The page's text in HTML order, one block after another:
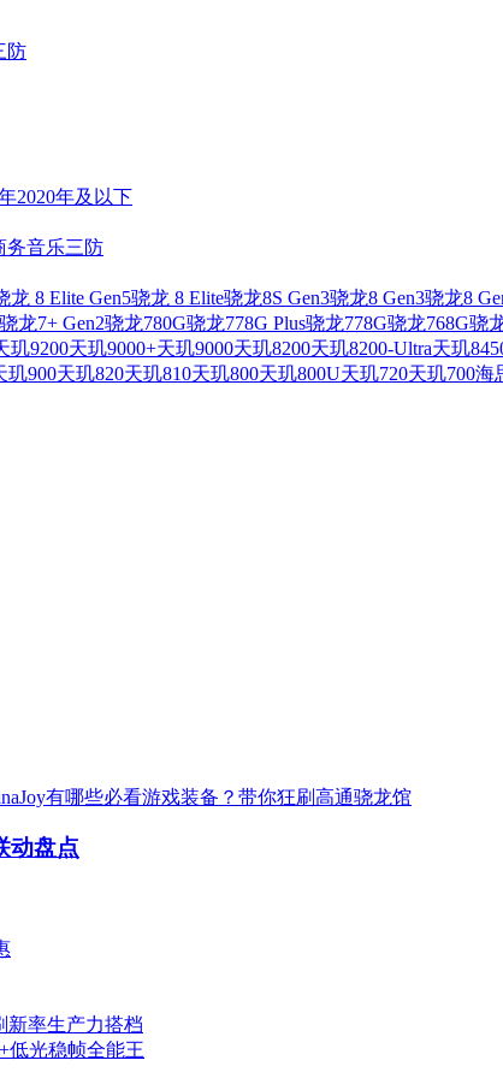
防
2020年及以下
务音乐三防
龙 8 Elite Gen5骁龙 8 Elite骁龙8S Gen3骁龙8 Gen3骁龙8
骁龙7+ Gen2骁龙780G骁龙778G Plus骁龙778G骁龙768G骁
玑9200天玑9000+天玑9000天玑8200天玑8200-Ultra天玑
玑900天玑820天玑810天玑800天玑800U天玑720天玑700海
有哪些必看游戏装备？带你狂刷高通骁龙馆
动盘点
新率生产力搭档
低光稳帧全能王